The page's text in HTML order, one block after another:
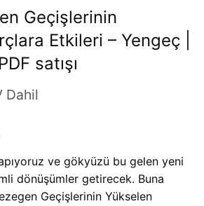
Geçişlerinin
Etkileri – Yengeç |
satışı
Dahil
ve gökyüzü bu gelen yeni
dönüşümler getirecek. Buna
Geçişlerinin Yükselen